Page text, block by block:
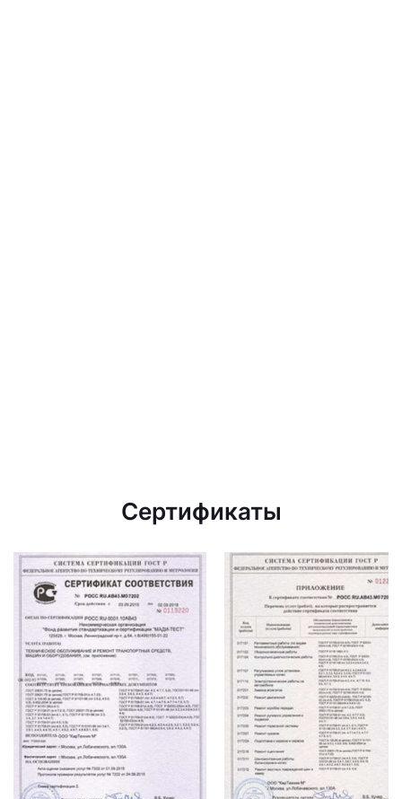
Сертификаты